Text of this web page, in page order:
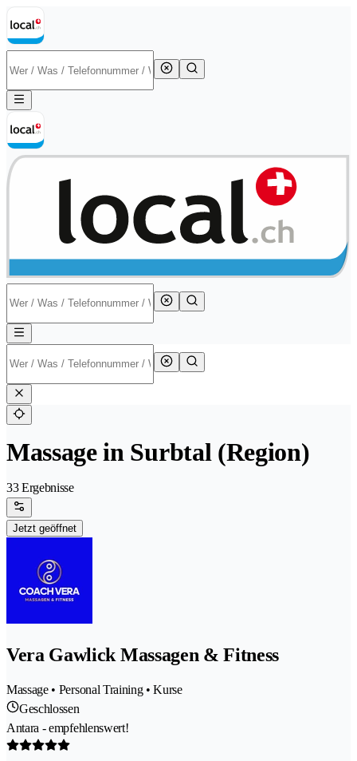
Massage in Surbtal (Region)
33 Ergebnisse
Jetzt geöffnet
Vera Gawlick Massagen & Fitness
Massage • Personal Training • Kurse
Geschlossen
Antara - empfehlenswert!